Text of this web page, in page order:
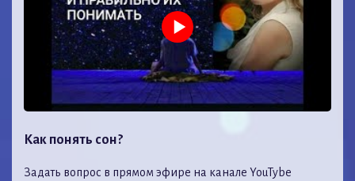
Как понять сон?
Задать вопрос в прямом эфире на канале YouTybe